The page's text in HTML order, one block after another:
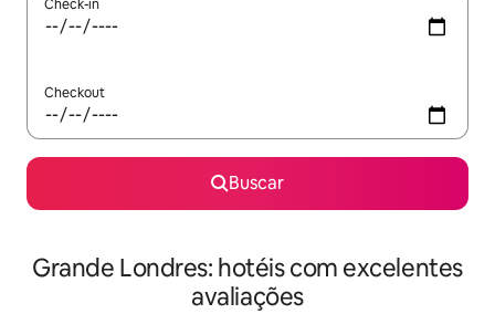
Check-in
Checkout
Buscar
Grande Londres: hotéis com excelentes
avaliações